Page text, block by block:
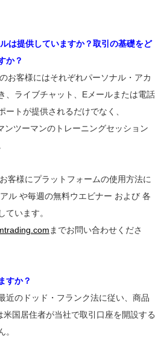
は提供していますか？取引の基礎をど
か？
お客様にはそれぞれパーソナル・アカ
、ライブチャット、Eメールまたは電話
ートが提供されるだけでなく、
ンツーマンのトレーニングセッション
客様にプラットフォームの使用方法に
ル や毎週の無料ウエビナー および 各
ています。
までお問い合わせくださ
すか？
近のドッド・フランク法に従い、商品
国居住者が当社で取引口座を開設する
。